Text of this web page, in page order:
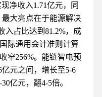
净收入1.71亿元，同
最大亮点在于能源解决
入占比达到81.2%，成
际通用会计准则计算
窄256%。能链智电预
元之间，增长至5-6
亿元，翻4-5倍。